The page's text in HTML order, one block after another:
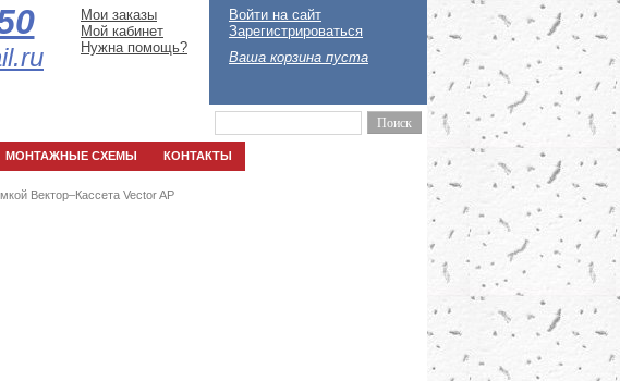
МОНТАЖНЫЕ СХЕМЫ КОНТАКТЫ
Мои заказы
Мой кабинет
Нужна помощь?
Войти на сайт
Зарегистрироваться
Ваша корзина пуста
Вектор–Кассетa Vector AP